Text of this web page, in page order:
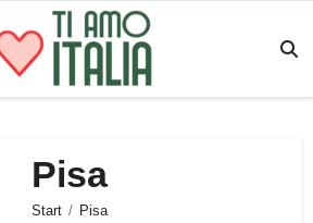
Pisa
Start Pisa